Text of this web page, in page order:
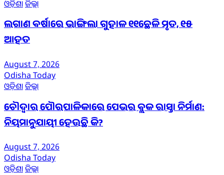
ଓଡ଼ିଶାଜିଲ୍ଲା
ଲଗାଣ ବର୍ଷାରେ ଭାଙ୍ଗିଲା ଗୁହାଳ ୧୧ଛେଳି ମୃତ, ୧୫
ଆହତ
August 7, 2026
Odisha Today
ଓଡ଼ିଶାଜିଲ୍ଲା
ଚୌଦ୍ୱାର ପୌରପାଳିକାରେ ପେଭର ବ୍ଲକ ରାସ୍ତା ନିର୍ମାଣ:
ନିୟମାନୁଯାୟୀ ହେଉଛି କି?
August 7, 2026
Odisha Today
ଓଡ଼ିଶାଜିଲ୍ଲା